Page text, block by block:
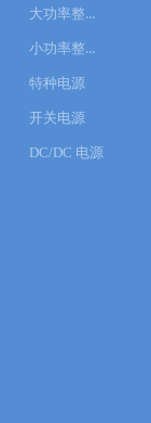
大功率整流器
小功率整流器
特种电源
开关电源
DC/DC 电源